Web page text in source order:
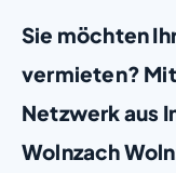
Sie möchten
vermieten?
Netzwerk aus
Wolnzach